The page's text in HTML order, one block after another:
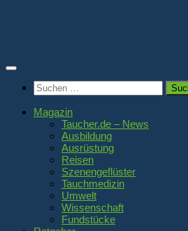
Suchen
nach:
Magazin
Taucher.de – News
Ausbildung
Ausrüstung
Reisen
Szenengeflüster
Tauchmedizin
Umwelt
Wissenschaft
Fundstücke